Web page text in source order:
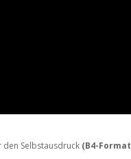
den Selbstausdruck (B4-Format